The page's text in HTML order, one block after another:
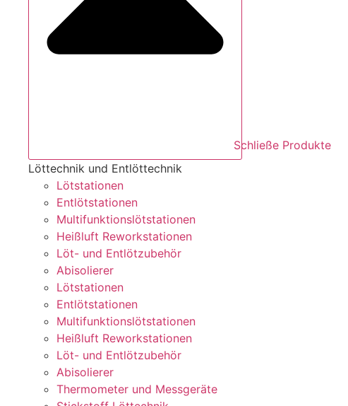
Schließe Produkte
Löttechnik und Entlöttechnik
Lötstationen
Entlötstationen
Multifunktions­lötstationen
Heißluft Reworkstationen
Löt- und Entlötzubehör
Abisolierer
Lötstationen
Entlötstationen
Multifunktions­lötstationen
Heißluft Reworkstationen
Löt- und Entlötzubehör
Abisolierer
Thermometer und Messgeräte